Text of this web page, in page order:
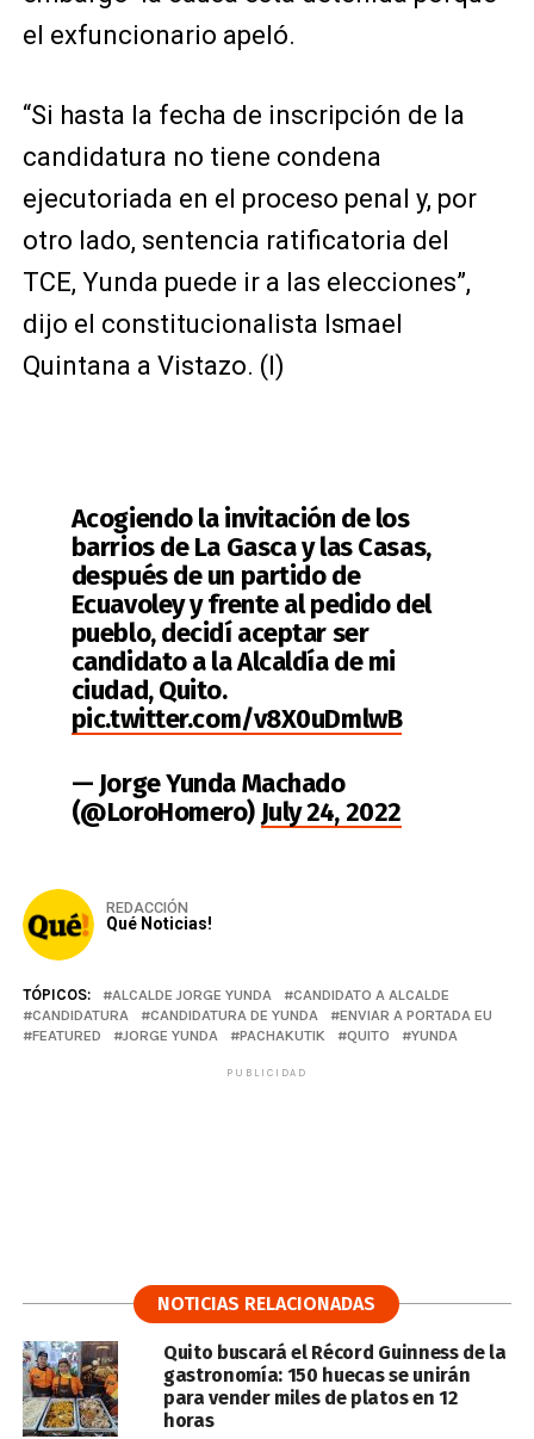
el exfuncionario apeló.
“Si hasta la fecha de inscripción de la
candidatura no tiene condena
ejecutoriada en el proceso penal y, por
otro lado, sentencia ratificatoria del
TCE, Yunda puede ir a las elecciones”,
dijo el constitucionalista Ismael
Quintana a Vistazo. (I)
Acogiendo la invitación de los
barrios de La Gasca y las Casas,
después de un partido de
Ecuavoley y frente al pedido del
pueblo, decidí aceptar ser
candidato a la Alcaldía de mi
ciudad, Quito.
pic.twitter.com/v8X0uDmlwB
— Jorge Yunda Machado
(@LoroHomero) July 24, 2022
REDACCIÓN
Qué Noticias!
TÓPICOS: ALCALDE JORGE YUNDA
CANDIDATO A ALCALDE
CANDIDATURA
CANDIDATURA DE YUNDA
ENVIAR A PORTADA EU
FEATURED
JORGE YUNDA PACHAKUTIK QUITO YUNDA
PUBLICIDAD
NOTICIAS RELACIONADAS
Quito buscará el Récord Guinness de la
gastronomía: 150 huecas se unirán
para vender miles de platos en 12
horas